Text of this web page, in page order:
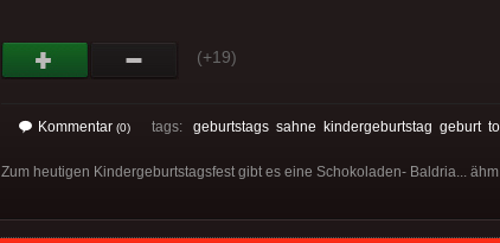
(+19)
Kommentar (0) tags: geburtstags sahne kindergeburtstag geburt
Zum heutigen Kindergeburtstagsfest gibt es eine Schokoladen- Baldria... ähm